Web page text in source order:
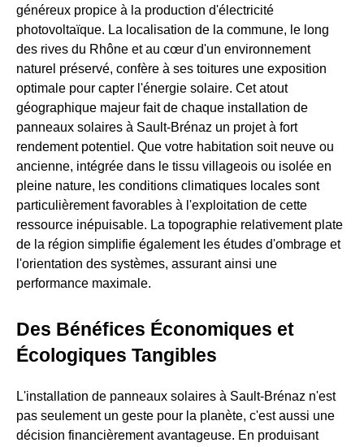
généreux propice à la production d'électricité
photovoltaïque. La localisation de la commune, le long
des rives du Rhône et au cœur d'un environnement
naturel préservé, confère à ses toitures une exposition
optimale pour capter l'énergie solaire. Cet atout
géographique majeur fait de chaque installation de
panneaux solaires à Sault-Brénaz un projet à fort
rendement potentiel. Que votre habitation soit neuve ou
ancienne, intégrée dans le tissu villageois ou isolée en
pleine nature, les conditions climatiques locales sont
particulièrement favorables à l'exploitation de cette
ressource inépuisable. La topographie relativement plate
de la région simplifie également les études d'ombrage et
l'orientation des systèmes, assurant ainsi une
performance maximale.
Des Bénéfices Économiques et
Écologiques Tangibles
L'installation de panneaux solaires à Sault-Brénaz n'est
pas seulement un geste pour la planète, c'est aussi une
décision financièrement avantageuse. En produisant